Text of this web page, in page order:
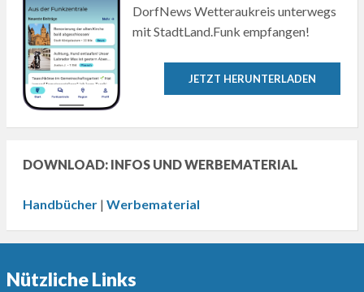
DorfNews Wetteraukreis unterwegs
mit StadtLand.Funk empfangen!
JETZT HERUNTERLADEN
DOWNLOAD: INFOS UND WERBEMATERIAL
Handbücher| Werbematerial
Nützliche Links